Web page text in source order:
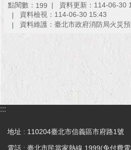
題
館
題
館
點閱數： 199
資料更新：114-06-30
資料檢視：114-06-30 15:43
資料維護：臺北市政府消防局火災
:::
地址 : 110204臺北市信義區市府路1號
電話 : 臺北市民當家熱線 1999(免付費